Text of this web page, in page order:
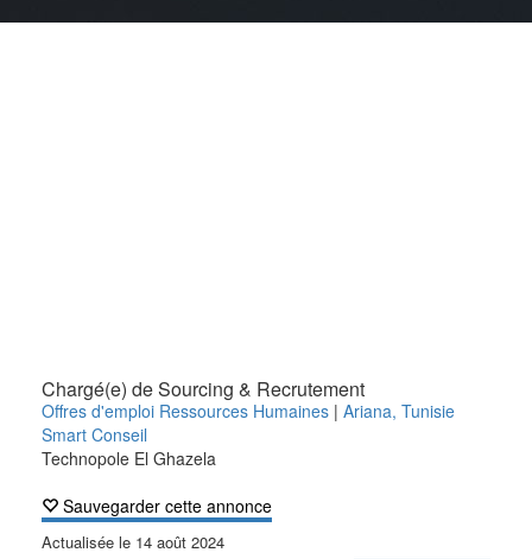
Chargé(e) de Sourcing & Recrutement
Offres d'emploi Ressources Humaines | Ariana, Tunisie
Smart Conseil
Technopole El Ghazela
Sauvegarder cette annonce
Actualisée le 14 août 2024